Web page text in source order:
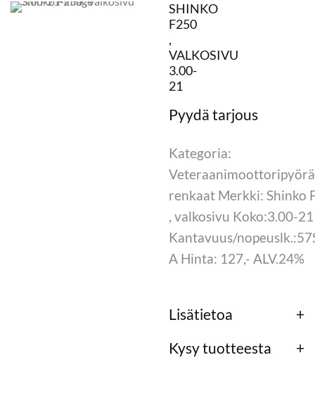
SHINKO
F250
,
VALKOSIVU
3.00-
21
Kategoria:
renkaat Merkki: Shinko
, valkosivu Koko:3.00-21
Kantavuus/
A Hinta: 127,- ALV.24%
Lisätietoa
Kysy tuotteesta